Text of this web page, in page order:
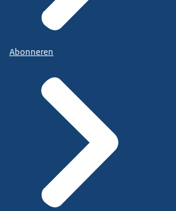
Abonneren